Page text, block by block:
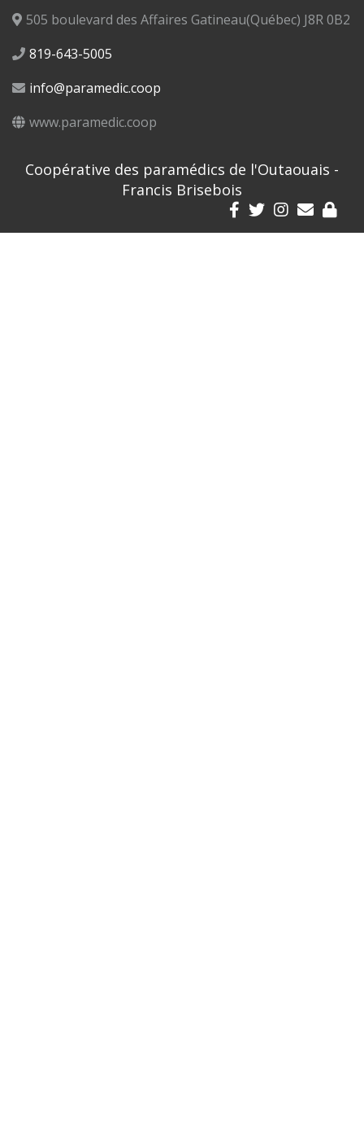
505 boulevard des Affaires Gatineau(Québec) J8R 0B2
819-643-5005
info@paramedic.coop
www.paramedic.coop
Coopérative des paramédics de l'Outaouais -
Francis Brisebois